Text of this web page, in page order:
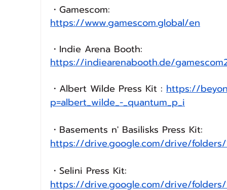
・Gamescom:
https://www.gamescom.global/en
・Indie Arena Booth:
https://indiearenabooth.de/
・Albert Wilde Press Kit : https://
p=albert_wilde_-_quantum_p_i
・Basements n' Basilisks Press Kit:
https://drive.google.com/drive/folders/
・Selini Press Kit:
https://drive.google.com/drive/folders/